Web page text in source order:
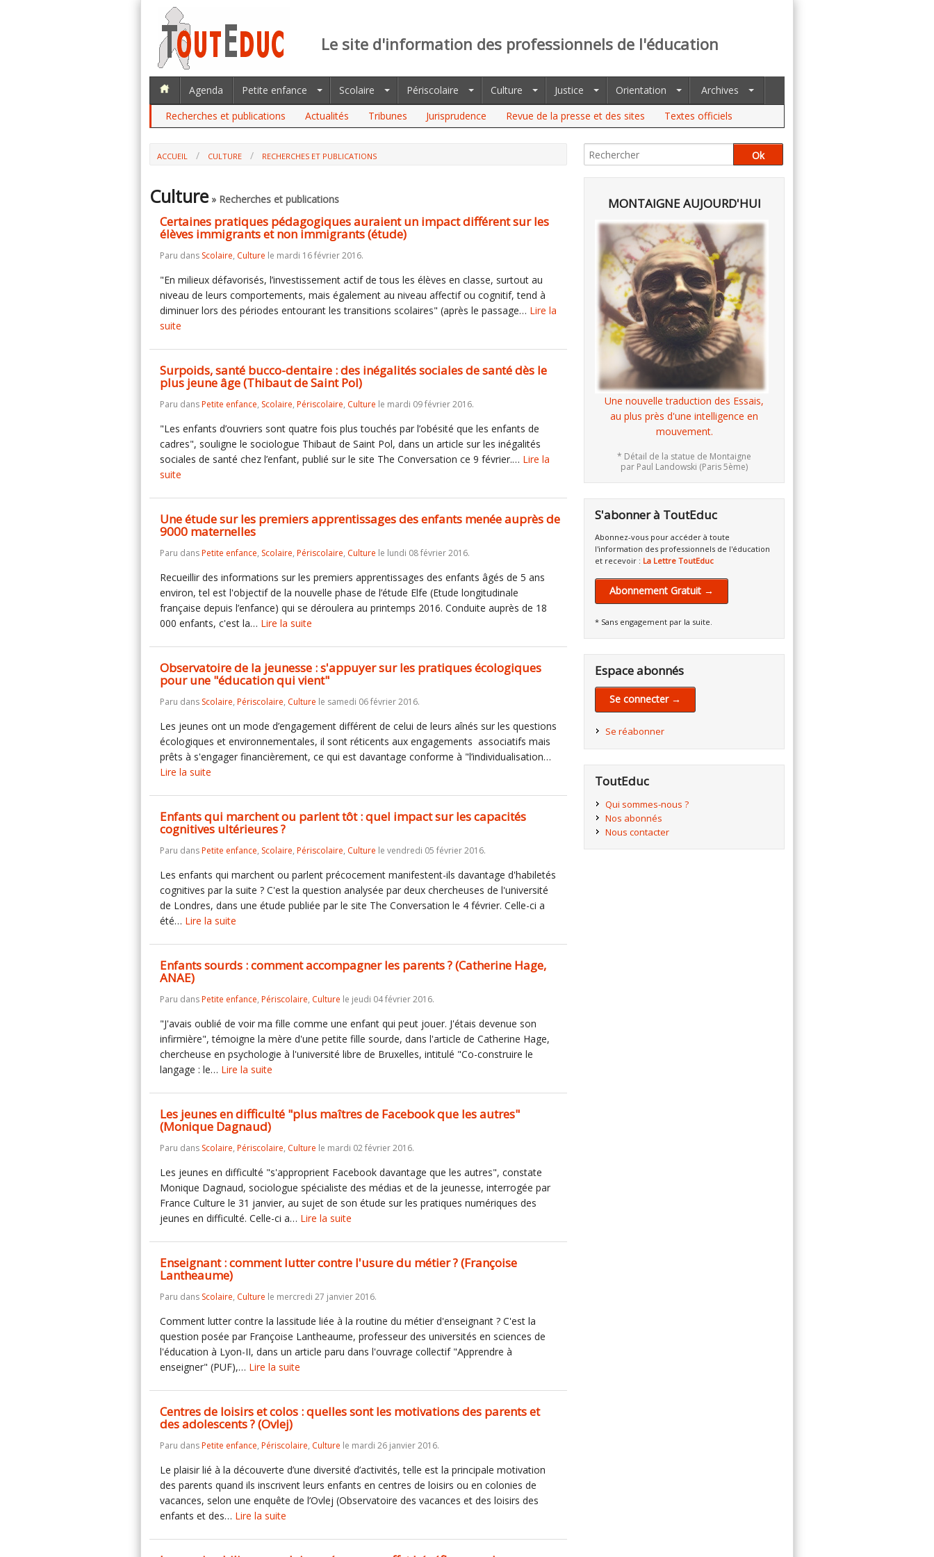
Le site d'information des professionnels de l'éducation
Agenda Petite enfance Scolaire Périscolaire Culture Justice Orientation
Archives
Recherches et publications
Actualités Tribunes Jurisprudence Revue de la presse et des sites Textes officiels
ACCUEIL CULTURE RECHERCHES ET PUBLICATIONS
Culture» Recherches et publications
Certaines pratiques pédagogiques auraient un impact différent sur les
élèves immigrants et non immigrants (étude)
Paru dans Scolaire, Culture le mardi 16 février 2016.
"En milieux défavorisés, l’investissement actif de tous les élèves en classe, surtout au
niveau de leurs comportements, mais également au niveau affectif ou cognitif, tend à
diminuer lors des périodes entourant les transitions scolaires" (après le passage… Lire la
suite
Surpoids, santé bucco-dentaire : des inégalités sociales de santé dès le
plus jeune âge (Thibaut de Saint Pol)
Paru dansPetite enfance, Scolaire, Périscolaire, Culture le mardi 09 février 2016.
"Les enfants d’ouvriers sont quatre fois plus touchés par l’obésité que les enfants de
cadres", souligne le sociologue Thibaut de Saint Pol, dans un article sur les inégalités
sociales de santé chez l’enfant, publié sur le site The Conversation ce 9 février.… Lire la
suite
Une étude sur les premiers apprentissages des enfants menée auprès de
9000 maternelles
Paru dansPetite enfance, Scolaire, Périscolaire, Culture le lundi 08 février 2016.
Recueillir des informations sur les premiers apprentissages des enfants âgés de 5 ans
environ, tel est l'objectif de la nouvelle phase de l’étude Elfe (Etude longitudinale
française depuis l’enfance) qui se déroulera au printemps 2016. Conduite auprès de 18
000 enfants, c'est la… Lire la suite
Observatoire de la jeunesse : s'appuyer sur les pratiques écologiques
pour une "éducation qui vient"
Paru dans Scolaire, Périscolaire, Culture le samedi 06 février 2016.
Les jeunes ont un mode d’engagement différent de celui de leurs aînés sur les questions
écologiques et environnementales, il sont réticents aux engagements associatifs mais
prêts à s'engager financièrement, ce qui est davantage conforme à "l’individualisation…
Lire la suite
Enfants qui marchent ou parlent tôt : quel impact sur les capacités
cognitives ultérieures ?
Paru dansPetite enfance, Scolaire, Périscolaire, Culture le vendredi 05 février 2016.
Les enfants qui marchent ou parlent précocement manifestent-ils davantage d'habiletés
cognitives par la suite ? C'est la question analysée par deux chercheuses de l'université
de Londres, dans une étude publiée par le site The Conversation le 4 février. Celle-ci a
été… Lire la suite
Enfants sourds : comment accompagner les parents ? (Catherine Hage,
ANAE)
Paru dansPetite enfance, Périscolaire, Culture le jeudi 04 février 2016.
"J'avais oublié de voir ma fille comme une enfant qui peut jouer. J'étais devenue son
infirmière", témoigne la mère d'une petite fille sourde, dans l'article de Catherine Hage,
chercheuse en psychologie à l'université libre de Bruxelles, intitulé "Co-construire le
langage : le… Lire la suite
Les jeunes en difficulté "plus maîtres de Facebook que les autres"
(Monique Dagnaud)
Paru dans Scolaire, Périscolaire, Culture le mardi 02 février 2016.
Les jeunes en difficulté "s'approprient Facebook davantage que les autres", constate
Monique Dagnaud, sociologue spécialiste des médias et de la jeunesse, interrogée par
France Culture le 31 janvier, au sujet de son étude sur les pratiques numériques des
jeunes en difficulté. Celle-ci a… Lire la suite
Enseignant : comment lutter contre l'usure du métier ? (Françoise
Lantheaume)
Paru dans Scolaire, Culture le mercredi 27 janvier 2016.
Comment lutter contre la lassitude liée à la routine du métier d'enseignant ? C'est la
question posée par Françoise Lantheaume, professeur des universités en sciences de
l'éducation à Lyon-II, dans un article paru dans l'ouvrage collectif "Apprendre à
enseigner" (PUF),… Lire la suite
Centres de loisirs et colos : quelles sont les motivations des parents et
des adolescents ? (Ovlej)
Paru dansPetite enfance, Périscolaire, Culture le mardi 26 janvier 2016.
Le plaisir lié à la découverte d’une diversité d’activités, telle est la principale motivation
des parents quand ils inscrivent leurs enfants en centres de loisirs ou en colonies de
vacances, selon une enquête de l’Ovlej (Observatoire des vacances et des loisirs des
enfants et des… Lire la suite
MONTAIGNE AUJOURD'HUI
Une nouvelle traduction des Essais,
au plus près d'une intelligence en
mouvement.
* Détail de la statue de Montaigne
par Paul Landowski (Paris 5ème)
S'abonner à ToutEduc
Abonnez-vous pour accéder à toute
l'information des professionnels de l'éducation
et recevoir : La Lettre ToutEduc
Abonnement Gratuit →
* Sans engagement par la suite.
Espace abonnés
Se connecter →
Se réabonner
ToutEduc
Qui sommes-nous ?
Nos abonnés
Nous contacter